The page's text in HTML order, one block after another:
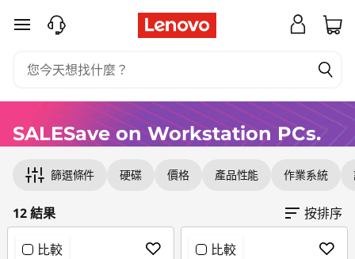
工
站
跳至主要內容
SALESave on Workstation PCs.
篩選條件 硬碟 價格 產品性能 作業系統
12 結果 按排序
比較 比較